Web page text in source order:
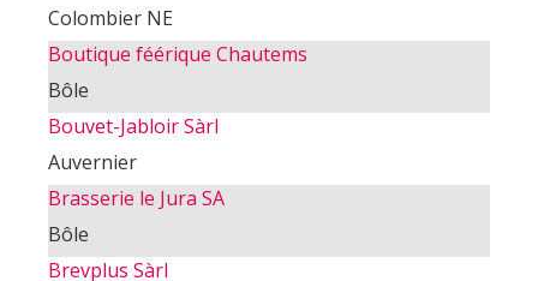
Colombier NE
Boutique féérique Chautems
Bôle
Bouvet-Jabloir Sàrl
Auvernier
Brasserie le Jura SA
Bôle
Brevplus Sàrl